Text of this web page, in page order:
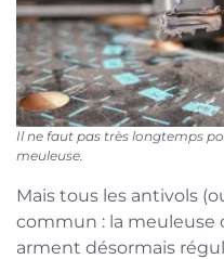
Il ne faut pas très longtemps
meuleuse.
Mais tous les antivols
commun : la meuleuse
arment désormais